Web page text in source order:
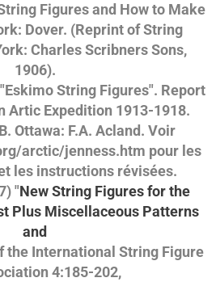
Figures and How to Make
Dover. (Reprint of String
Charles Scribners Sons,
1906).
String Figures". Report
Expedition 1913-1918.
Ottawa: F.A. Acland. Voir
arctic/jenness.htm pour les
instructions révisées.
"New String Figures for the
Miscellaceous Patterns
and
the International String Figure
4:185-202,